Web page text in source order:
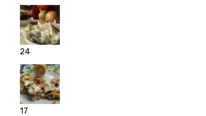
24
17